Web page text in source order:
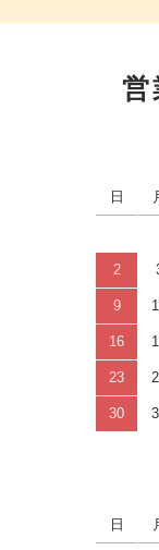
営
日
2
9
16
23
30
日